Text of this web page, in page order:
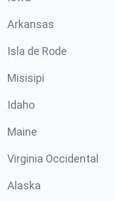
Arkansas
Isla de Rode
Misisipi
Idaho
Maine
Virginia Occidental
Alaska